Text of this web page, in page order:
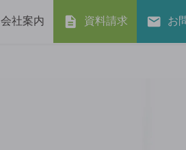
会社案内 資料請求 お